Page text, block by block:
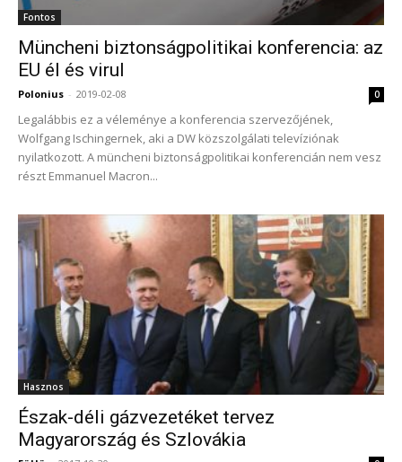
Fontos
Müncheni biztonságpolitikai konferencia: az
EU él és virul
Polonius - 2019-02-08 0
Legalábbis ez a véleménye a konferencia szervezőjének,
Wolfgang Ischingernek, aki a DW közszolgálati televíziónak
nyilatkozott. A müncheni biztonságpolitikai konferencián nem vesz
részt Emmanuel Macron...
Hasznos
Észak-déli gázvezetéket tervez
Magyarország és Szlovákia